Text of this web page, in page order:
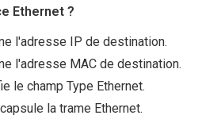
Ethernet ?
l'adresse IP de destination.
l'adresse MAC de destination.
le champ Type Ethernet.
la trame Ethernet.